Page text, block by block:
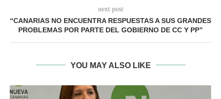
next post
“CANARIAS NO ENCUENTRA RESPUESTAS A SUS GRANDES
PROBLEMAS POR PARTE DEL GOBIERNO DE CC Y PP”
YOU MAY ALSO LIKE